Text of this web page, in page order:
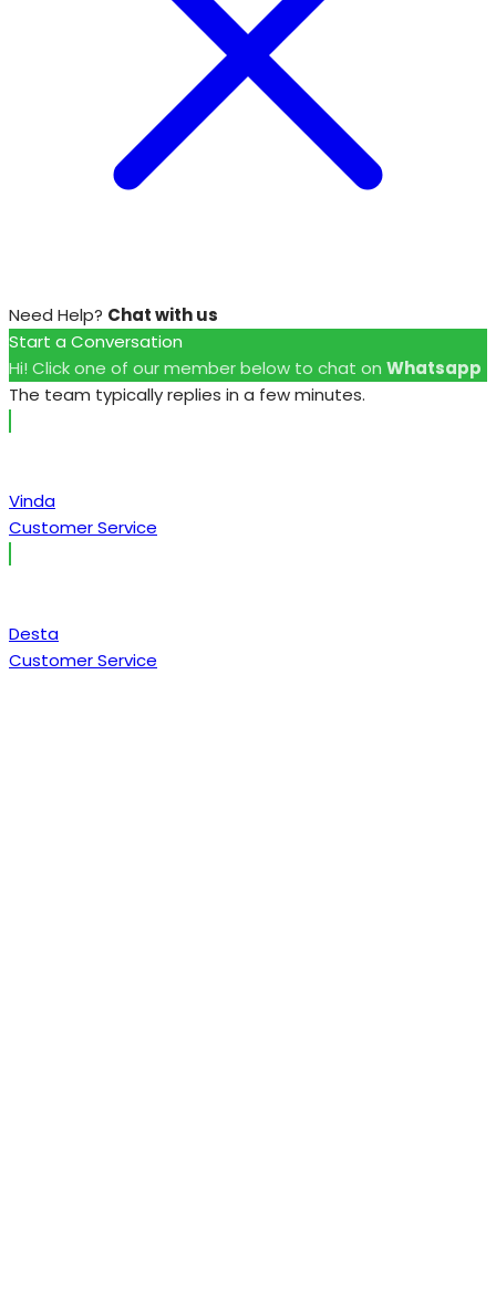
Need Help? Chat with us
Start a Conversation
Hi! Click one of our member below to chat on Whatsapp
The team typically replies in a few minutes.
Vinda
Customer Service
Desta
Customer Service